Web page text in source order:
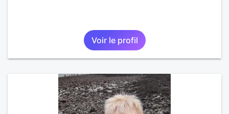
Voir le profil